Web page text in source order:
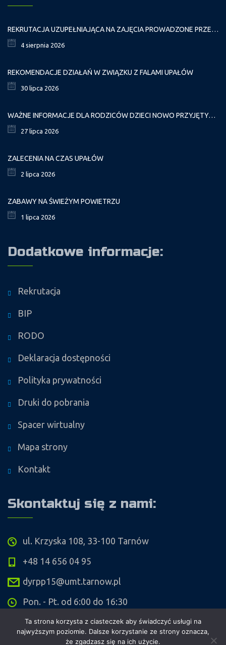
REKRUTACJA UZUPEŁNIAJĄCA NA ZAJĘCIA PROWADZONE PRZEZ PAŁAC MŁODZIEŻY W ROKU SZKOLNYM 2026/2027
4 sierpnia 2026
REKOMENDACJE DZIAŁAŃ W ZWIĄZKU Z FALAMI UPAŁÓW
30 lipca 2026
WAŻNE INFORMACJE DLA RODZICÓW DZIECI NOWO PRZYJĘTYCH GR. I
27 lipca 2026
ZALECENIA NA CZAS UPAŁÓW
2 lipca 2026
ZABAWY NA ŚWIEŻYM POWIETRZU
1 lipca 2026
Dodatkowe informacje:
Rekrutacja
BIP
RODO
Deklaracja dostępności
Polityka prywatności
Druki do pobrania
Spacer wirtualny
Mapa strony
Kontakt
Skontaktuj się z nami:
ul. Krzyska 108, 33-100 Tarnów
+48 14 656 04 95
dyrpp15@umt.tarnow.pl
Pon. - Pt. od 6:00 do 16:30
Ta strona korzysta z ciasteczek aby świadczyć usługi na
najwyższym poziomie. Dalsze korzystanie ze strony oznacza,
że zgadzasz się na ich użycie.